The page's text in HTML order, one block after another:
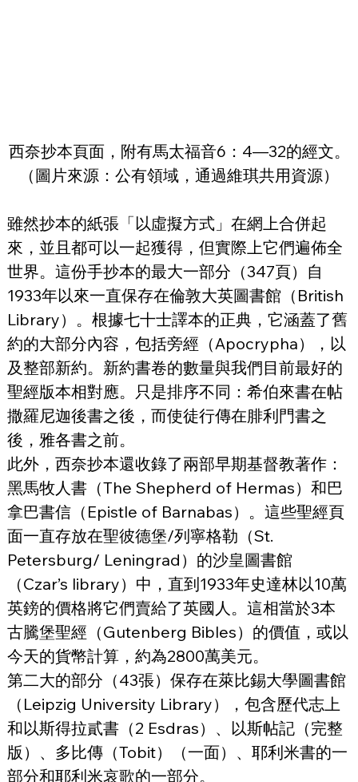
西奈抄本頁面，附有馬太福音6：4—32的經文。
（圖片來源：公有領域，通過維琪共用資源）
雖然抄本的紙張「以虛擬方式」在網上合併起
來，並且都可以一起獲得，但實際上它們遍佈全
世界。這份手抄本的最大一部分（347頁）自
1933年以來一直保存在倫敦大英圖書館（British
Library）。根據七十士譯本的正典，它涵蓋了舊
約的大部分內容，包括旁經（Apocrypha），以
及整部新約。新約書卷的數量與我們目前最好的
聖經版本相對應。只是排序不同：希伯來書在帖
撒羅尼迦後書之後，而使徒行傳在腓利門書之
後，雅各書之前。
此外，西奈抄本還收錄了兩部早期基督教著作：
黑馬牧人書（The Shepherd of Hermas）和巴
拿巴書信（Epistle of Barnabas）。這些聖經頁
面一直存放在聖彼德堡/列寧格勒（St.
Petersburg/ Leningrad）的沙皇圖書館
（Czar’s library）中，直到1933年史達林以10萬
英鎊的價格將它們賣給了英國人。這相當於3本
古騰堡聖經（Gutenberg Bibles）的價值，或以
今天的貨幣計算，約為2800萬美元。
第二大的部分（43張）保存在萊比錫大學圖書館
（Leipzig University Library），包含歷代志上
和以斯得拉貳書（2 Esdras）、以斯帖記（完整
版）、多比傳（Tobit）（一面）、耶利米書的一
部分和耶利米哀歌的一部分。